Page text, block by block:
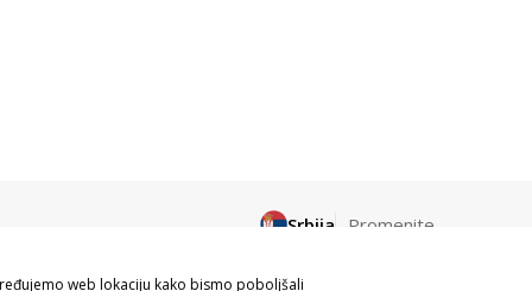
Srbija Promenite
web lokaciju kako bismo poboljšali